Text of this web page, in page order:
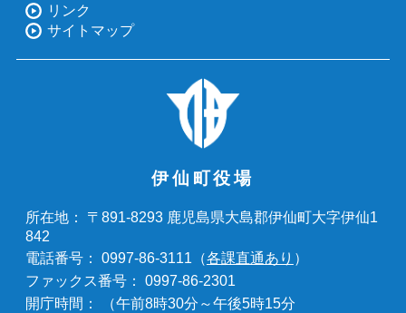
リンク
サイトマップ
伊仙町役場
所在地：
〒891-8293 鹿児島県大島郡伊仙町大字伊仙1
842
電話番号：
0997-86-3111（各課直通あり ）
ファックス番号：
0997-86-2301
開庁時間：
（午前8時30分～午後5時15分